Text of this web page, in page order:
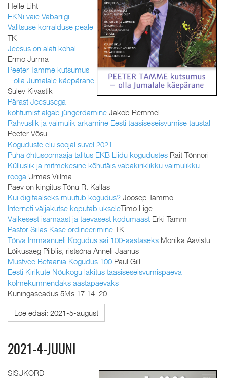
Helle Liht
EKNi vaie Vabariigi
Valitsuse korralduse peale
TK
Jeesus on alati kohal
Ermo Jürma
Peeter Tamme kutsumus
– olla Jumalale käepärane
Sulev Kivastik
Pärast Jeesusega
kohtumist algab jüngerdamine Jakob Remmel
Rahvuslik ja vaimulik ärkamine Eesti taasiseseisvumise taustal
Peeter Võsu
Koguduste elu soojal suvel 2021
Püha õhtusöömaaja talitus EKB Liidu kogudustes Rait Tõnnori
Külluslik ja mitmekesine kõhutäis vabakiriklikku vaimulikku
rooga Urmas Viilma
Päev on kingitus Tõnu R. Kallas
Kui digitaalseks muutub kogudus? Joosep Tammo
Interneti väljakutse koputab ukseleTimo Lige
Väikesest isamaast ja taevasest kodumaast Erki Tamm
Pastor Siilas Kase ordineerimine TK
Tõrva Immaanueli Kogudus sai 100-aastaseks Monika Aavistu
Lõikusaeg Piiblis, ristsõna Anneli Jaanus
Mustvee Betaania Kogudus 100 Paul Gill
Eesti Kirikute Nõukogu läkitus taasiseseisvumispäeva
kolmekümnendaks aastapäevaks
Kuningaseadus 5Ms 17:14–20
Loe edasi: 2021-5-august
2021-4-JUUNI
SISUKORD